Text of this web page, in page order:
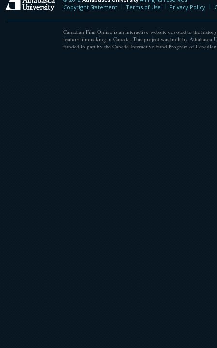
Athabasca University
Copyright Statement
Terms of Use Privacy Policy
Canadian Film Online is an interactive website devoted to the
feature filmmaking in Canada. This project was built by Athabasca
funded in part by the Canada Interactive Fund Program of